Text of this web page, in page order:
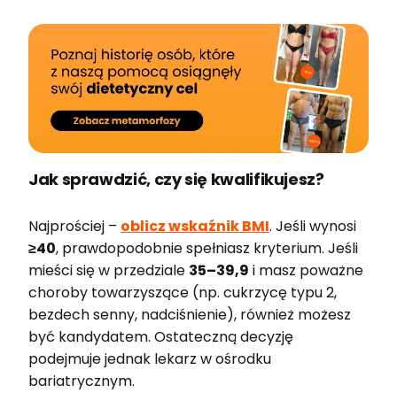
Jak sprawdzić, czy się kwalifikujesz?
Najprościej – oblicz wskaźnik BMI. Jeśli wynosi
≥40, prawdopodobnie spełniasz kryterium. Jeśli
mieści się w przedziale 35–39,9 i masz poważne
choroby towarzyszące (np. cukrzycę typu 2,
bezdech senny, nadciśnienie), również możesz
być kandydatem. Ostateczną decyzję
podejmuje jednak lekarz w ośrodku
bariatrycznym.